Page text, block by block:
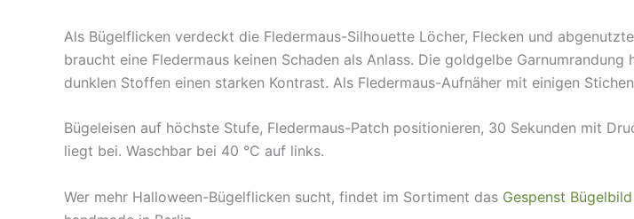
Als Bügelflicken verdeckt die Fledermaus-Silhouette Löcher, Flecken und
braucht eine Fledermaus keinen Schaden als Anlass. Die goldgelbe
dunklen Stoffen einen starken Kontrast. Als Fledermaus-Aufnäher mit einigen
Bügeleisen auf höchste Stufe, Fledermaus-Patch positionieren, 30 Sekunden mit
liegt bei. Waschbar bei 40 °C auf links.
Wer mehr Halloween-Bügelflicken sucht, findet im Sortiment das Gespenst